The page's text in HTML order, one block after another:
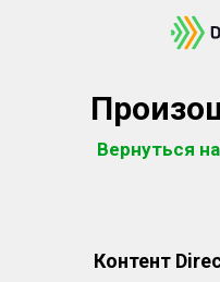
Вернуться
Контент